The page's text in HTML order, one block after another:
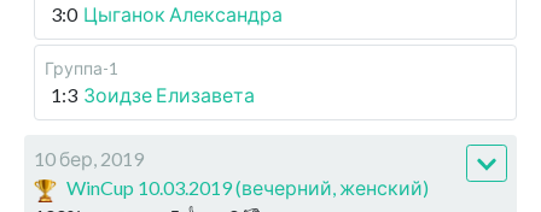
3:0 Цыганок Александра
Группа-1
1:3 Зоидзе Елизавета
10 бер, 2019
WinCup 10.03.2019 (вечерний, женский)